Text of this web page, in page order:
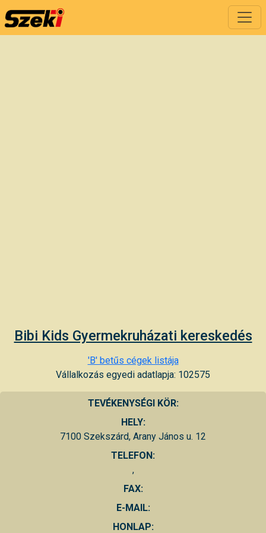
Bibi Kids Gyermekruházati kereskedés
'B' betűs cégek listája
Vállalkozás egyedi adatlapja: 102575
TEVÉKENYSÉGI KÖR:
HELY:
7100 Szekszárd, Arany János u. 12
TELEFON:
,
FAX:
E-MAIL:
HONLAP: